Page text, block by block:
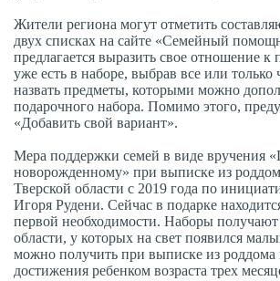
Жители региона могут отметить
двух списках на сайте «Семейный
предлагается выразить свое отношение к
уже есть в наборе, выбрав все или только
назвать предметы, которыми можно
подарочного набора. Помимо этого,
«Добавить свой вариант».
Мера поддержки семей в виде вручения
новорожденному» при выписке из
Тверской области с 2019 года по
Игоря Рудени. Сейчас в подарке
первой необходимости. Наборы
области, у которых на свет появился
можно получить при выписке из роддома
достижения ребенком возраста трех